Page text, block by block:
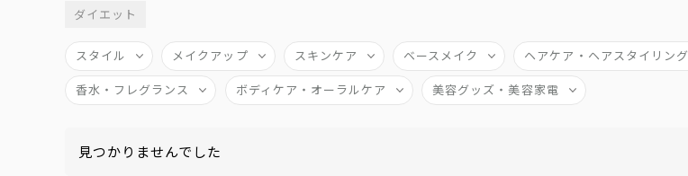
ダイエット
スタイル メイクアップ スキンケア ベースメイク
ヘアケア・ヘアスタイリング
香水・フレグランス
ボディケア・オーラルケア 美容グッズ・美容家電
見つかりませんでした